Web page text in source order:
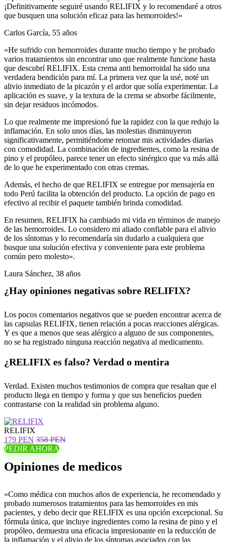
¡Definitivamente seguiré usando RELIFIX y lo recomendaré a otros
que busquen una solución eficaz para las hemorroides!»
Carlos García, 55 años
«He sufrido con hemorroides durante mucho tiempo y he probado
varios tratamientos sin encontrar uno que realmente funcione hasta
que descubrí RELIFIX. Esta crema anti hemorroidal ha sido una
verdadera bendición para mí. La primera vez que la usé, noté un
alivio inmediato de la picazón y el ardor que solía experimentar. La
aplicación es suave, y la textura de la crema se absorbe fácilmente,
sin dejar residuos incómodos.
Lo que realmente me impresionó fue la rapidez con la que redujo la
inflamación. En solo unos días, las molestias disminuyeron
significativamente, permitiéndome retomar mis actividades diarias
con comodidad. La combinación de ingredientes, como la resina de
pino y el propóleo, parece tener un efecto sinérgico que va más allá
de lo que he experimentado con otras cremas.
Además, el hecho de que RELIFIX se entregue por mensajería en
todo Perú facilita la obtención del producto. La opción de pago en
efectivo al recibir el paquete también brinda comodidad.
En resumen, RELIFIX ha cambiado mi vida en términos de manejo
de las hemorroides. Lo considero mi aliado confiable para el alivio
de los síntomas y lo recomendaría sin dudarlo a cualquiera que
busque una solución efectiva y conveniente para este problema
común pero molesto».
Laura Sánchez, 38 años
¿Hay opiniones negativas sobre RELIFIX?
Los pocos comentarios negativos que se pueden encontrar acerca de
las capsulas RELIFIX, tienen relación a pocas reacciones alérgicas.
Y es que a menos que seas alérgico a alguno de sus componentes,
no se ha registrado ninguna reacción negativa al medicamento.
¿RELIFIX es falso? Verdad o mentira
Verdad. Existen muchos testimonios de compra que resaltan que el
producto llega en tiempo y forma y que sus beneficios pueden
contrastarse con la realidad sin problema alguno.
RELIFIX
179 PEN 358 PEN
PEDIR AHORA
Opiniones de medicos
«Como médica con muchos años de experiencia, he recomendado y
probado numerosos tratamientos para las hemorroides en mis
pacientes, y debo decir que RELIFIX es una opción excepcional. Su
fórmula única, que incluye ingredientes como la resina de pino y el
propóleo, demuestra una eficacia impresionante en la reducción de
la inflamación y el alivio de los síntomas asociados con las